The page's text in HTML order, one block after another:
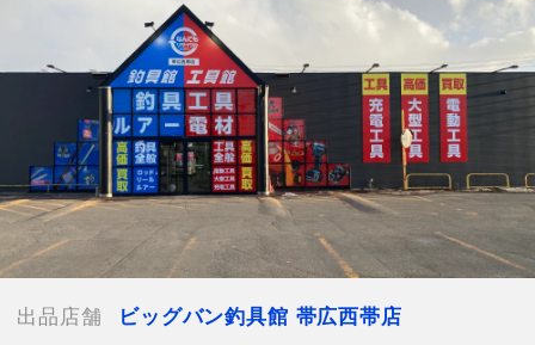
【店舗内商品コード】1031000101694
【メーカー】Richard Wheatley
【付属品】なし
【ランク】Bランク
通常使用による傷や汚れが見受けられる中古品
【使用予定配送業者】佐川急便 飛脚宅配便60サイズ
【こちらの商品は在庫連動システムを導入し、店頭や他ネットシ
ョップと併売を行なっておりますが、
タイミングによりシステムの反映が間に合わず欠品となってしま
う場合がございます。
売切れの場合は、ご購入をキャンセルさせていただく場合がござ
います。】
出品店舗
ビッグバン釣具館 帯広西帯店